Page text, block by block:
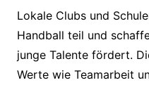
Lokale Clubs und
Handball teil und
junge Talente fördert.
Werte wie Teamarbeit